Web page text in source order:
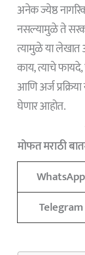
अनेक ज्येष्ठ
नसल्यामुळे ते
त्यामुळे या
काय, त्याचे
आणि अर्ज
घेणार आहोत.
मोफत मराठी